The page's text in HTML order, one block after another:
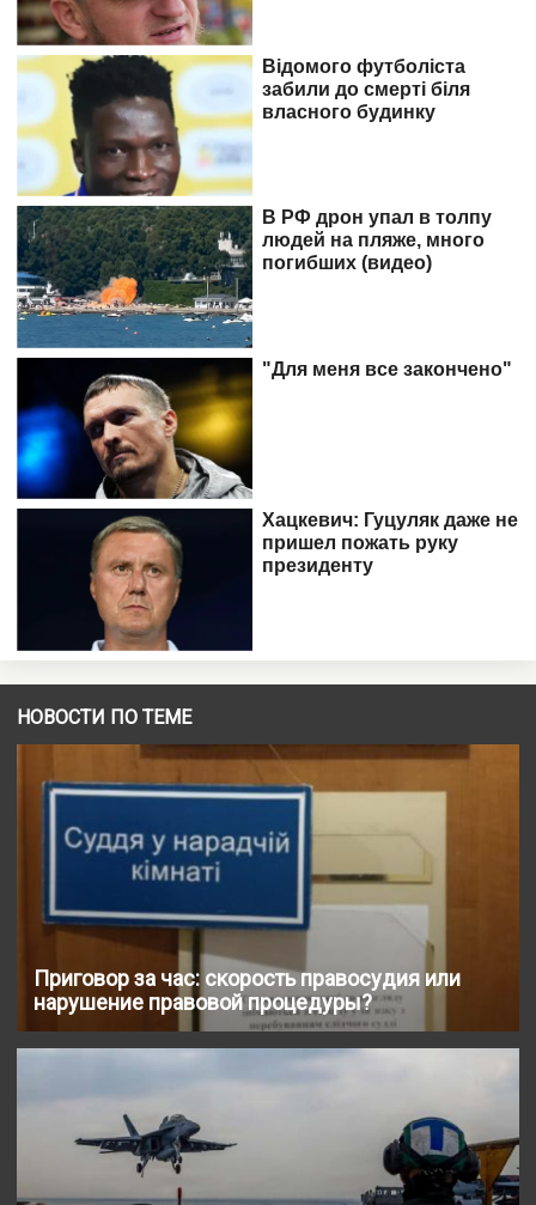
НОВОСТИ ПО ТЕМЕ
Приговор за час: скорость правосудия или
нарушение правовой процедуры?